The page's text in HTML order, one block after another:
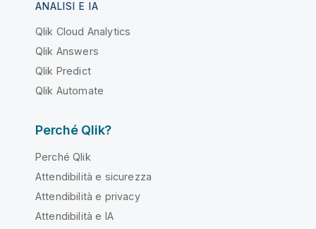
ANALISI E IA
Qlik Cloud Analytics
Qlik Answers
Qlik Predict
Qlik Automate
Perché Qlik?
Perché Qlik
Attendibilità e sicurezza
Attendibilità e privacy
Attendibilità e IA